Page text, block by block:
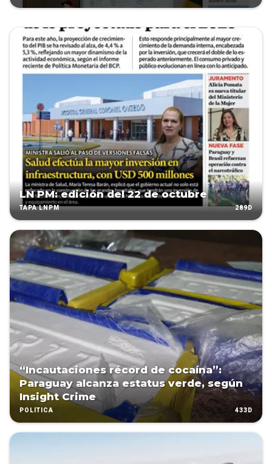
LN PM: edición del 22 de octubre
TAPA LNPM 289D
“Incautaciones récord de cocaína”:
Paraguay alcanza estatus verde, según
Insight Crime
POLÍTICA 433D